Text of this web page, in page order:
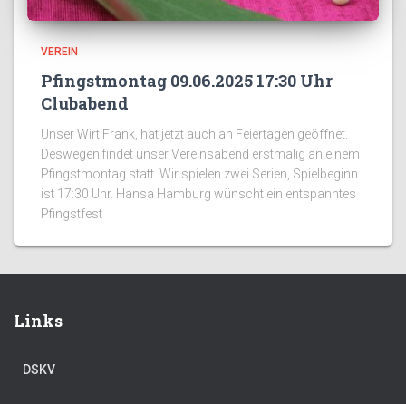
VEREIN
Pfingstmontag 09.06.2025 17:30 Uhr
Clubabend
Unser Wirt Frank, hat jetzt auch an Feiertagen geöffnet.
Deswegen findet unser Vereinsabend erstmalig an einem
Pfingstmontag statt. Wir spielen zwei Serien, Spielbeginn
ist 17:30 Uhr. Hansa Hamburg wünscht ein entspanntes
Pfingstfest
Links
DSKV